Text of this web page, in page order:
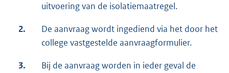
uitvoering van de isolatiemaatregel.
2.
De aanvraag wordt ingediend via het door het
college vastgestelde aanvraagformulier.
3.
Bij de aanvraag worden in ieder geval de